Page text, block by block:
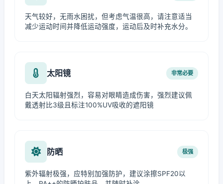
天气较好，无雨水困扰，但考虑气温很高，请注意适当
减少运动时间并降低运动强度，运动后及时补充水分。
太阳镜 非常必要
白天太阳辐射强烈，容易对眼睛造成伤害，强烈建议佩
戴透射比3级且标注100%UV吸收的遮阳镜
防晒 极强
紫外辐射极强，应特别加强防护，建议涂擦SPF20以